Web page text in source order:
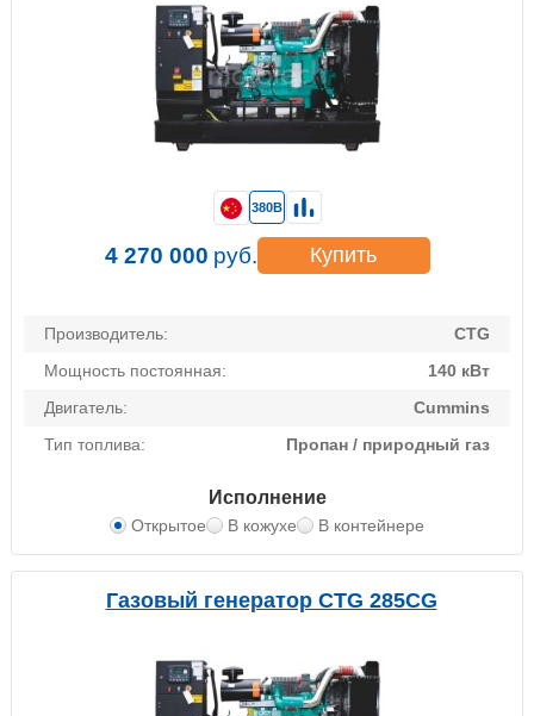
Производитель:
CTG
Мощность постоянная:
140 кВт
Двигатель:
Cummins
Тип топлива:
Пропан / природный газ
Исполнение
Открытое В кожухе В контейнере
380В
4 270 000 руб. Купить
Газовый генератор CTG 285CG